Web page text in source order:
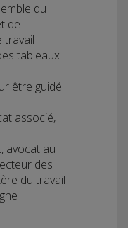
du
de
travail
tableaux
être guidé
associé,
avocat au
des
du travail